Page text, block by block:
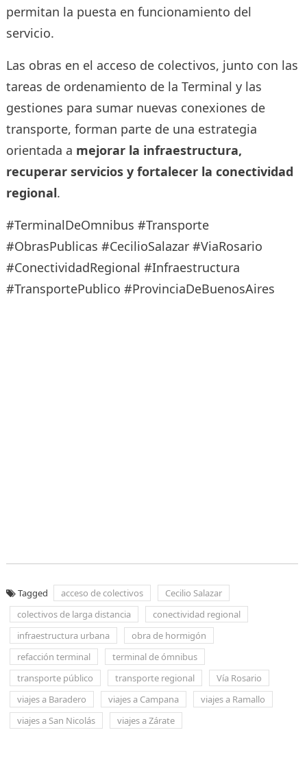
permitan la puesta en funcionamiento del
servicio.
Las obras en el acceso de colectivos, junto con las
tareas de ordenamiento de la Terminal y las
gestiones para sumar nuevas conexiones de
transporte, forman parte de una estrategia
orientada a mejorar la infraestructura,
recuperar servicios y fortalecer la conectividad
regional.
#TerminalDeOmnibus #Transporte
#ObrasPublicas #CecilioSalazar #ViaRosario
#ConectividadRegional #Infraestructura
#TransportePublico #ProvinciaDeBuenosAires
Tagged acceso de colectivos
Cecilio Salazar
colectivos de larga distancia
conectividad regional
infraestructura urbana
obra de hormigón
refacción terminal
terminal de ómnibus
transporte público
transporte regional
Vía Rosario
viajes a Baradero
viajes a Campana
viajes a Ramallo
viajes a San Nicolás
viajes a Zárate